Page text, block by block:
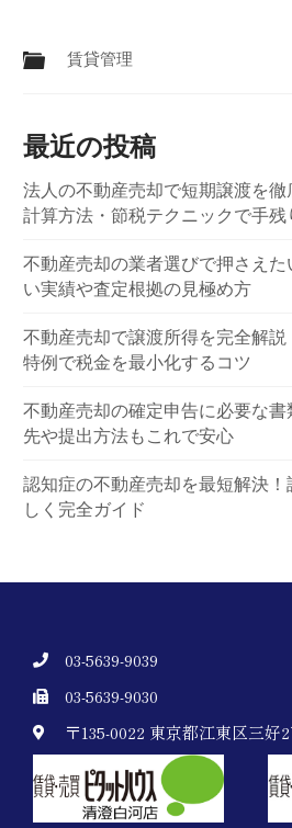
賃貸管理
最近の投稿
法人の不動産売却で短期譲渡を
計算方法・節税テクニックで手
不動産売却の業者選びで押さえ
い実績や査定根拠の見極め方
不動産売却で譲渡所得を完全解説
特例で税金を最小化するコツ
不動産売却の確定申告に必要な
先や提出方法もこれで安心
認知症の不動産売却を最短解決
しく完全ガイド
03-5639-9039
03-5639-9030
〒135-0022 東京都江東区三好2